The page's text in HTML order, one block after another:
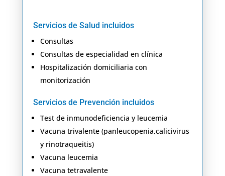
Servicios de Salud incluidos
Consultas
Consultas de especialidad en clínica
Hospitalización domiciliaria con
monitorización
Servicios de Prevención incluidos
Test de inmunodeficiencia y leucemia
Vacuna trivalente (panleucopenia,calicivirus
y rinotraqueitis)
Vacuna leucemia
Vacuna tetravalente